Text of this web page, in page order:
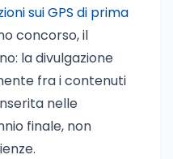
sui GPS di prima
concorso, il
la divulgazione
fra i contenuti
nelle
finale, non